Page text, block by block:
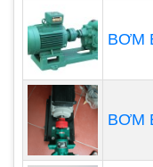
Thông số kỹ thuật:
Model: SH20
Lưu lượng:
Áp xuất:
120m
Công suất:
BƠM
BƠM